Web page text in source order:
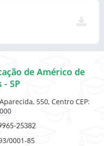
de Américo de
- SP
550, Centro CEP:
25382
0001-85